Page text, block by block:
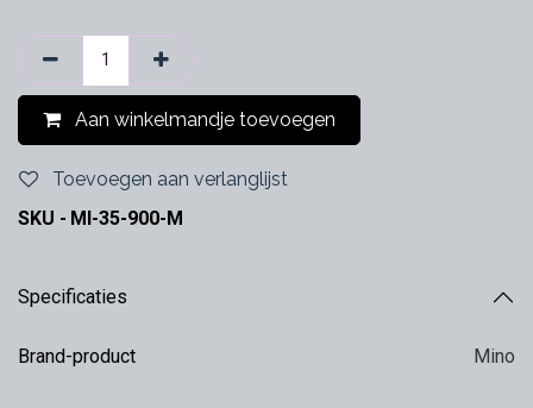
Aan winkelmandje toevoegen
Toevoegen aan verlanglijst
SKU - MI-35-900-M
Specificaties
Brand-product Mino